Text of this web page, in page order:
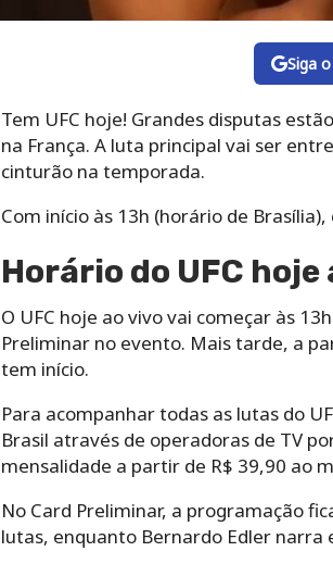
Siga
Tem UFC hoje! Grandes disputas
na França. A luta principal vai ser
cinturão na temporada.
Com início às 13h (horário de
Horário do UFC hoje
O UFC hoje ao vivo vai começar às
Preliminar no evento. Mais tarde, a
tem início.
Para acompanhar todas as lutas do
Brasil através de operadoras de TV
mensalidade a partir de R$ 39,90 ao
No Card Preliminar, a programação
lutas, enquanto Bernardo Edler narra